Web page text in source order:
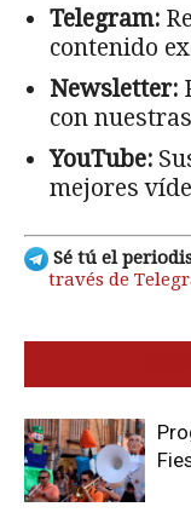
Telegram:
contenido
Newsletter:
con
YouTube:
mejores
Sé tú el
través de